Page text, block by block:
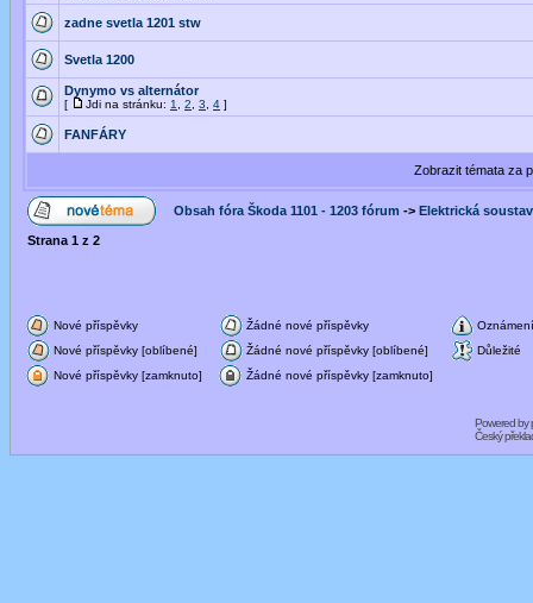
zadne svetla 1201 stw
Svetla 1200
Dynymo vs alternátor
[ Jdi na stránku: 1 2 3 4 ]
FANFÁRY
Zobrazit témata za
Obsah fóra Škoda 1101 - 1203 fórum -> Elektrická
Strana 1 z 2
Nové příspěvky Žádné nové příspěvky
Oznámení
Nové příspěvky [oblíbené]
Žádné nové příspěvky [oblíbené]
Důležité
Nové příspěvky [zamknuto]
Žádné nové příspěvky [zamknuto]
Powered by
Český